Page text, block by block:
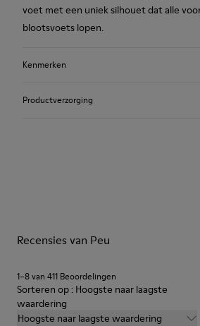
voet met een uniek silhouet dat alle
blootsvoets lopen.
Kenmerken
Productverzorging
Gedetailleerde instructies over
Recensies van Peu
1–8 van 411 Beoordelingen
Sorteren op : Hoogste naar laagste
waardering
Hoogste naar laagste waardering